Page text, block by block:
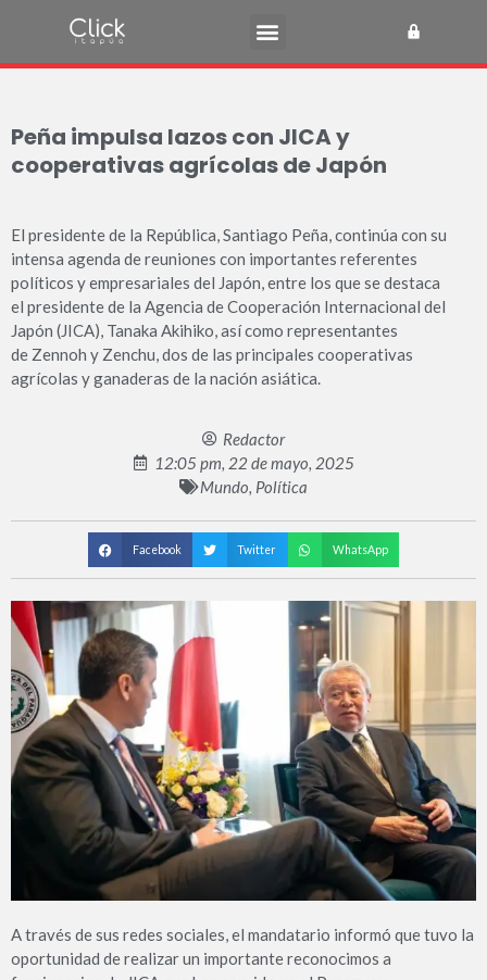
Peña impulsa lazos con JICA y
cooperativas agrícolas de Japón
El presidente de la República, Santiago Peña, continúa con su
intensa agenda de reuniones con importantes referentes
políticos y empresariales del Japón, entre los que se destaca
el presidente de la Agencia de Cooperación Internacional del
Japón (JICA), Tanaka Akihiko, así como representantes
de Zennoh y Zenchu, dos de las principales cooperativas
agrícolas y ganaderas de la nación asiática.
Redactor
12:05 pm, 22 de mayo, 2025
Mundo, Política
Facebook Twitter WhatsApp
A través de sus redes sociales, el mandatario informó que tuvo la
oportunidad de realizar un importante reconocimos a